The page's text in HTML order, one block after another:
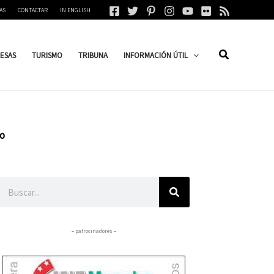
CONTACTAR IN ENGLISH
TURISMO TRIBUNA INFORMACIÓN ÚTIL
– patrocinadores –